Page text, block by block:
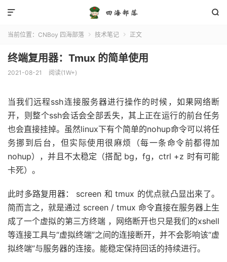


当前位置： CNBoy 四海部落  技术笔记  正文
终端复用器：Tmux 的简单使用
2021-08-21 阅读(1W+)
当我们远程ssh连接服务器进行操作的时候，如果网络断
开，则整个ssh会话会全部丢失，其上正在运行的前台任务
也会直接挂掉。虽然linux下有个简单的nohup命令可以将任
务挪到后台，但实际使用很麻烦（每一条命令前都得加
nohup），并且不太稳定（搭配 bg，fg，ctrl +z 时有可能
卡死）。
此时多路复用器： screen 和 tmux 的优点就凸显出来了。
简而言之，就是通过 screen / tmux 命令直接在服务器上生
成了一个虚拟的第三方终端 ，网络断开也只是我们的xshell
等连接工具与“虚拟终端”之间的连接断开，并不会影响该“虚
拟终端”与服务器的连接。能稳定保持回话的持续进行。